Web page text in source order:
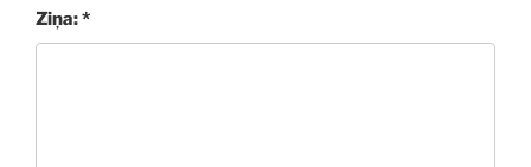
Ziņa: *